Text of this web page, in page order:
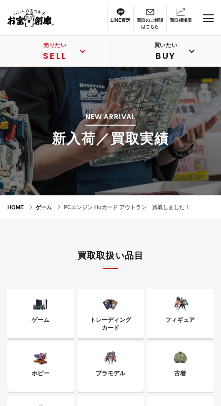
LINE査定
買取のご相談
はこちら
買取相場表
売りたい
SELL
買いたい
BUY
NEW ARRIVAL
新入荷／買取実績
HOME ゲーム PCエンジン Huカード アウトラン 買取しました！
買取取扱い品目
ゲーム
トレーディング
カード
フィギュア
ホビー プラモデル 古着